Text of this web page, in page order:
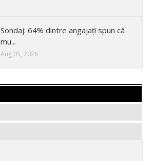
Sondaj: 64% dintre angajați spun că
mu...
Aug 05, 2026